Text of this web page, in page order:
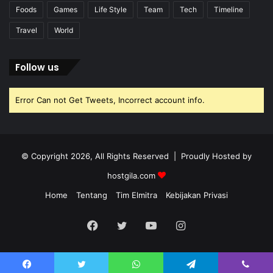
Foods Games Life Style Team Tech Timeline
Travel World
Follow us
Error Can not Get Tweets, Incorrect account info.
© Copyright 2026, All Rights Reserved | Proudly Hosted by
hostgila.com
Home
Tentang Tim Elmitra Kebijakan Privasi
Facebook
TwitterYouTubeInstagram